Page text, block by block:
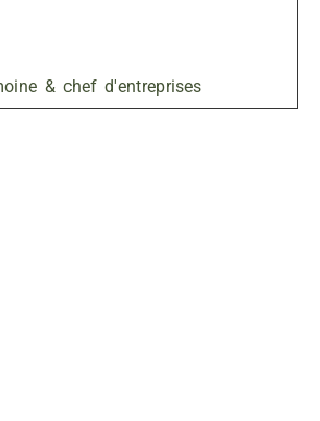
& chef d'entreprises